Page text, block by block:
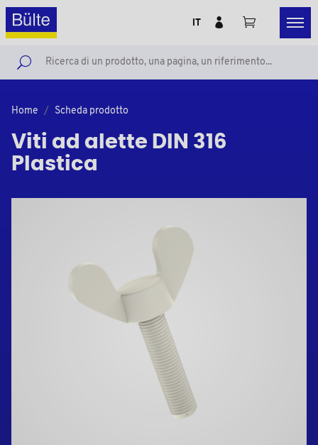
IT
Home Scheda prodotto
Viti ad alette DIN 316
Plastica